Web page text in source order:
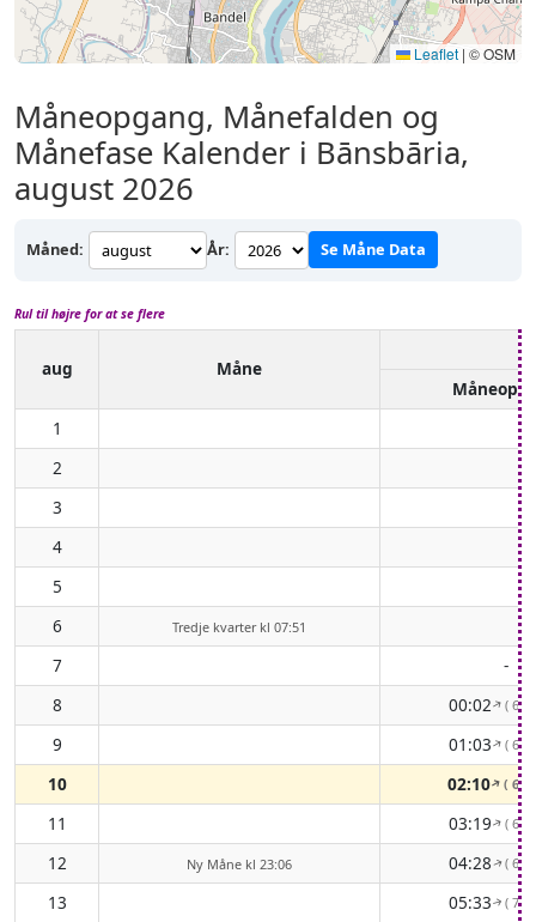
Leaflet | © OSM
Måneopgang, Månefalden og
Månefase Kalender i Bānsbāria,
august 2026
Måned: År: Se Måne Data
Rul til højre for at se flere
aug
Måne
1
2
3
4
5
6
Tredje kvarter kl 07:51
7
-
8
00:02↑( 61°
9 01:03↑( 60°
10 02:10↑( 60°
11 03:19↑( 63°
12 Ny Måne kl 23:06 04:28↑( 68°
13 05:33↑( 75°